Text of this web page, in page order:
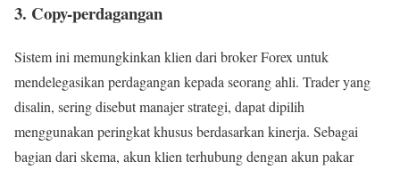
3. Copy-perdagangan
Sistem ini memungkinkan klien dari broker Forex untuk
mendelegasikan perdagangan kepada seorang ahli. Trader yang
disalin, sering disebut manajer strategi, dapat dipilih
menggunakan peringkat khusus berdasarkan kinerja. Sebagai
bagian dari skema, akun klien terhubung dengan akun pakar